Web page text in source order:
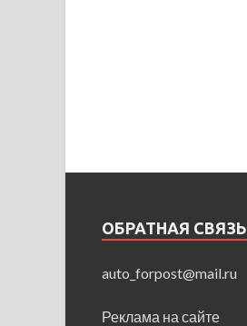
ОБРАТНАЯ СВЯЗЬ
auto_forpost@mail.ru
Реклама на сайте